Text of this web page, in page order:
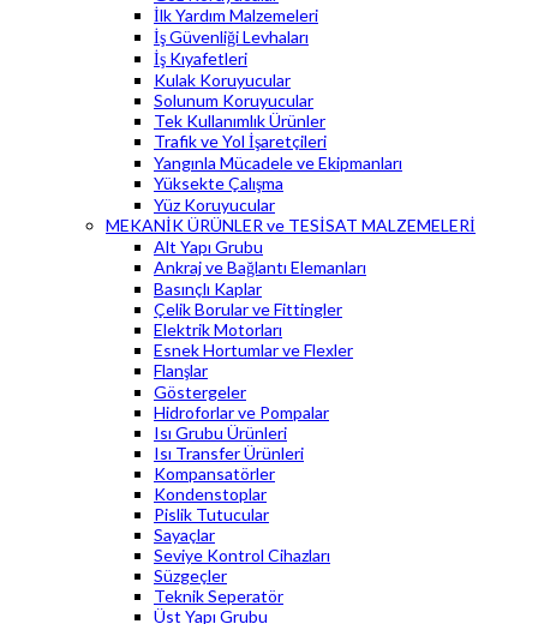
İlk Yardım Malzemeleri
İş Güvenliği Levhaları
İş Kıyafetleri
Kulak Koruyucular
Solunum Koruyucular
Tek Kullanımlık Ürünler
Trafik ve Yol İşaretçileri
Yangınla Mücadele ve Ekipmanları
Yüksekte Çalışma
Yüz Koruyucular
MEKANİK ÜRÜNLER ve TESİSAT MALZEMELERİ
Alt Yapı Grubu
Ankraj ve Bağlantı Elemanları
Basınçlı Kaplar
Çelik Borular ve Fittingler
Elektrik Motorları
Esnek Hortumlar ve Flexler
Flanşlar
Göstergeler
Hidroforlar ve Pompalar
Isı Grubu Ürünleri
Isı Transfer Ürünleri
Kompansatörler
Kondenstoplar
Pislik Tutucular
Sayaçlar
Seviye Kontrol Cihazları
Süzgeçler
Teknik Seperatör
Üst Yapı Grubu